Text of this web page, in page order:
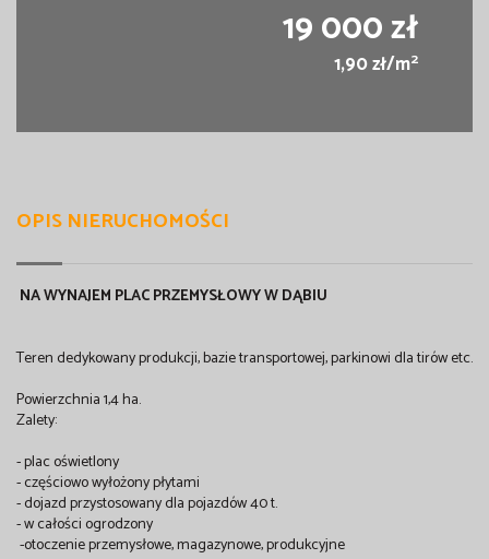
19 000 zł
1,90 zł/m2
OPIS NIERUCHOMOŚCI
NA WYNAJEM PLAC PRZEMYSŁOWY W DĄBIU
Teren dedykowany produkcji, bazie transportowej, parkinowi dla tirów etc.
Powierzchnia 1,4 ha.
Zalety:
- plac oświetlony
- częściowo wyłożony płytami
- dojazd przystosowany dla pojazdów 40 t.
- w całości ogrodzony
-otoczenie przemysłowe, magazynowe, produkcyjne